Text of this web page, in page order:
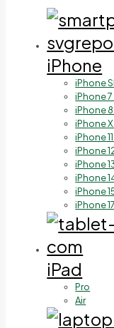
iPhone
iPhone
iPhone
iPhone
iPhone
iPhone
iPhone
iPhone
iPhone
iPhone
iPhone
iPad
Pro
Air